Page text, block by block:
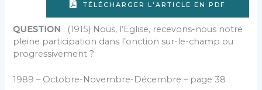
TÉLÉCHARGER L'ARTICLE EN PDF
QUESTION : (1915) Nous, l’Eglise, recevons-nous notre
pleine participation dans l’onction sur-le-champ ou
progressivement ?
1989 – Octobre-Novembre-Décembre – page 38